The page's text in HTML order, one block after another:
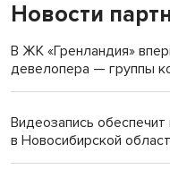
Новости
В ЖК «Гренландия»
девелопера — группы
Видеозапись
в Новосибирской